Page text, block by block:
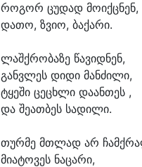
როგორ ცუდად მოიქცნენ,
დათო, ზვიო, ბაქარი.
ლაშქრობაზე წავიდნენ,
განვლეს დიდი მანძილი,
ტყეში ცეცხლი დაანთეს ,
და შეათბეს სადილი.
თურმე მთლად არ ჩამქრა
მიატოვეს ნაცარი,